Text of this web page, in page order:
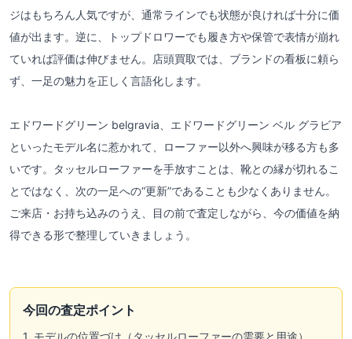
ジはもちろん人気ですが、通常ラインでも状態が良ければ十分に価
値が出ます。逆に、トップドロワーでも履き方や保管で表情が崩れ
ていれば評価は伸びません。店頭買取では、ブランドの看板に頼ら
ず、一足の魅力を正しく言語化します。
エドワードグリーン belgravia、エドワードグリーン ベル グラビア
といったモデル名に惹かれて、ローファー以外へ興味が移る方も多
いです。タッセルローファーを手放すことは、靴との縁が切れるこ
とではなく、次の一足への“更新”であることも少なくありません。
ご来店・お持ち込みのうえ、目の前で査定しながら、今の価値を納
得できる形で整理していきましょう。
今回の査定ポイント
1. モデルの位置づけ（タッセルローファーの需要と用途）